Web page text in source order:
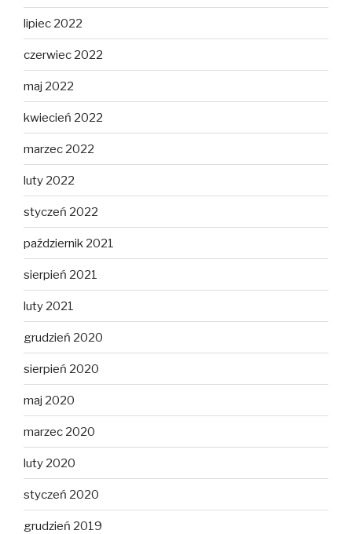
lipiec 2022
czerwiec 2022
maj 2022
kwiecień 2022
marzec 2022
luty 2022
styczeń 2022
październik 2021
sierpień 2021
luty 2021
grudzień 2020
sierpień 2020
maj 2020
marzec 2020
luty 2020
styczeń 2020
grudzień 2019